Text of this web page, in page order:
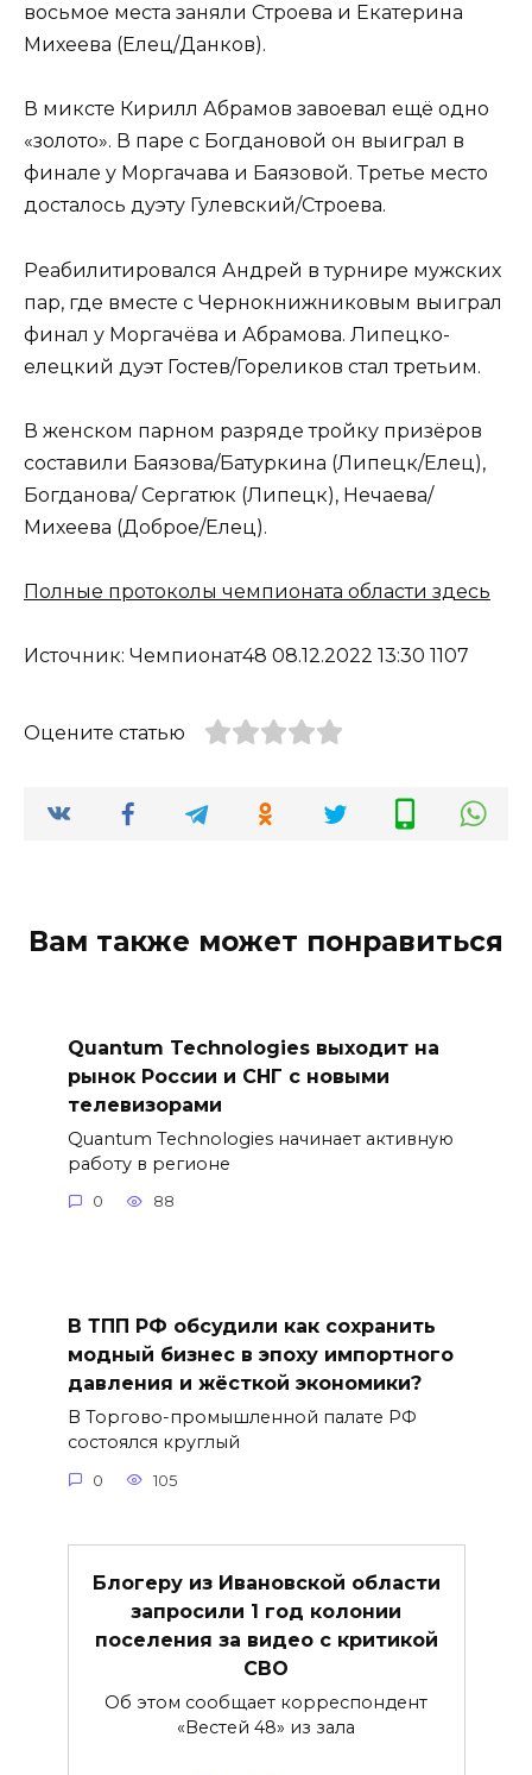
восьмое места заняли Строева и Екатерина
Михеева (Елец/Данков).
В миксте Кирилл Абрамов завоевал ещё одно
«золото». В паре с Богдановой он выиграл в
финале у Моргачава и Баязовой. Третье место
досталось дуэту Гулевский/Строева.
Реабилитировался Андрей в турнире мужских
пар, где вместе с Чернокнижниковым выиграл
финал у Моргачёва и Абрамова. Липецко-
елецкий дуэт Гостев/Гореликов стал третьим.
В женском парном разряде тройку призёров
составили Баязова/Батуркина (Липецк/Елец),
Богданова/ Сергатюк (Липецк), Нечаева/
Михеева (Доброе/Елец).
Полные протоколы чемпионата области здесь
Источник: Чемпионат48 08.12.2022 13:30 1107
Оцените статью
Вам также может понравиться
Quantum Technologies выходит на
рынок России и СНГ с новыми
телевизорами
Quantum Technologies начинает активную
работу в регионе
0 88
В ТПП РФ обсудили как сохранить
модный бизнес в эпоху импортного
давления и жёсткой экономики?
В Торгово-промышленной палате РФ
состоялся круглый
0 105
Блогеру из Ивановской области
запросили 1 год колонии
поселения за видео с критикой
СВО
Об этом сообщает корреспондент
«Вестей 48» из зала